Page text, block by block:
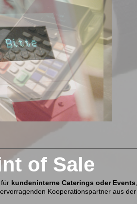
of Sale
kundeninterne Caterings oder Events
Kooperationspartner aus der